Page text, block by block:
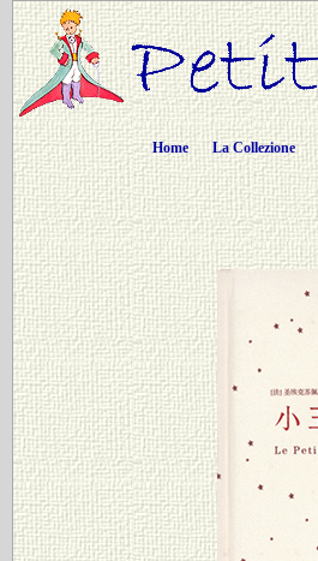
Home La Collezione